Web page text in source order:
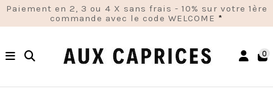
Paiement en 2, 3 ou 4 X sans frais - 10% sur votre 1ère
commande avec le code WELCOME *
0